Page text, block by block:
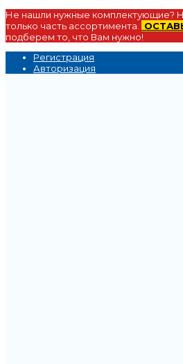
Не нашли нужные комплектующие?
только часть ассортимента.
подберем то, что Вам нужно!
Регистрация
Авторизация